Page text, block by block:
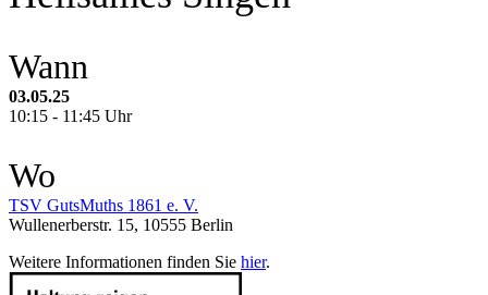
Wann
03.05.25
10:15 - 11:45 Uhr
Wo
TSV GutsMuths 1861 e. V.
Wullenerberstr. 15, 10555 Berlin
Weitere Informationen finden Sie hier.